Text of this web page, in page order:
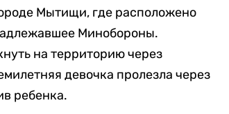
Мытищи, где расположено
Минобороны.
на территорию через
девочка пролезла через
ребенка.